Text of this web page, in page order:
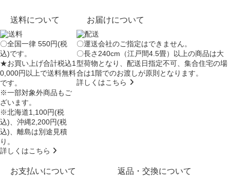
送料について
〇全国一律 550円(税
込)です。
★お買い上げ合計税込1
0,000円以上で送料無料
です。
※一部対象外商品もご
ざいます。
※北海道1,100円(税
込)、沖縄2,200円(税
込)、離島は別途見積
り。
詳しくはこちら
お届けについて
〇運送会社のご指定はできません。
〇長さ240cm（江戸間4.5畳）以上の商品は大
型荷物となり、配送日指定不可 、集合住宅の場
合は1階でのお渡しが原則となります。
詳しくはこちら
お支払いについて 返品・交換について